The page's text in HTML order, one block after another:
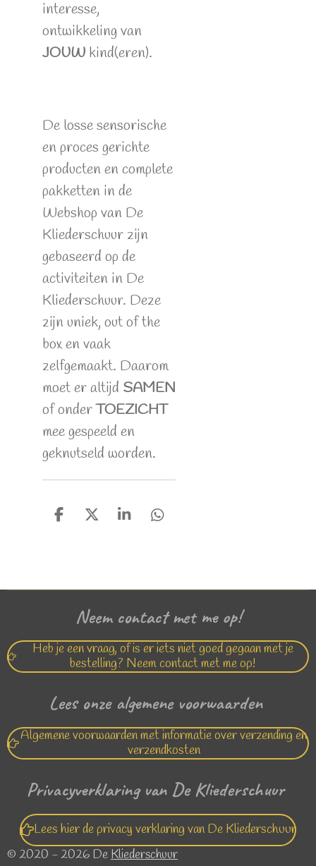
interesse,
ontwikkeling van
JOUW kind(eren).
De losse sensorische
en proces gerichte
producten en complete
pakketten in de
Webshop van De
Kliederschuur zijn
gebaseerd op de
activiteiten in De
Kliederschuur. Deze
zijn uniek, out of the
box en vaak
zelfgemaakt. Daarom
moet er altijd SAMEN
of onderTOEZICHT
mee gespeeld en
geknutseld worden.
D
D
S
D
Neem contact met me op!
Heb je een vraag, of is er iets niet goed gegaan met je
bestelling? Neem contact met me op!
Lees onze algemene voorwaarden
Algemene voorwaarden met informatie over verzending en
verzendkosten
Privacyverklaring van De Kliederschuur
Lees hier de privacy verklaring van De Kliederschuur
© 2020 - 2026 DeKliederschuur